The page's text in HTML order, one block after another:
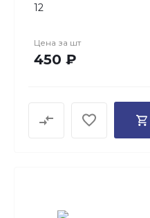
12
Цена за шт
450 ₽